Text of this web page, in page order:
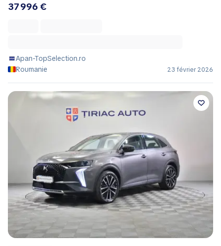
37 996 €
Apan-TopSelection.ro
Roumanie
23 février 2026